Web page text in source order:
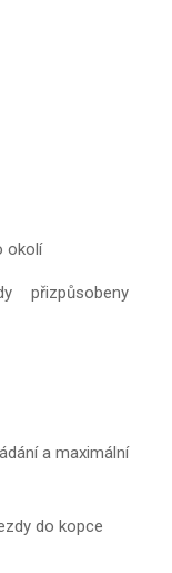
okolí
přizpůsobeny
a maximální
do kopce